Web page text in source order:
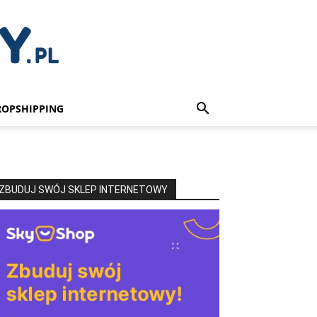
ZBUDUJ SWÓJ SKLEP INTERNETOWY